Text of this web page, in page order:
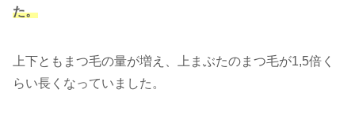
た。
上下ともまつ毛の量が増え、上まぶたのまつ毛が1,5倍く
らい長くなっていました。